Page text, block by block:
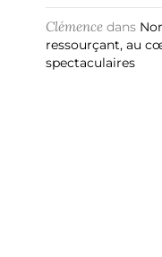
Clémence dans
ressourçant, au
spectaculaires